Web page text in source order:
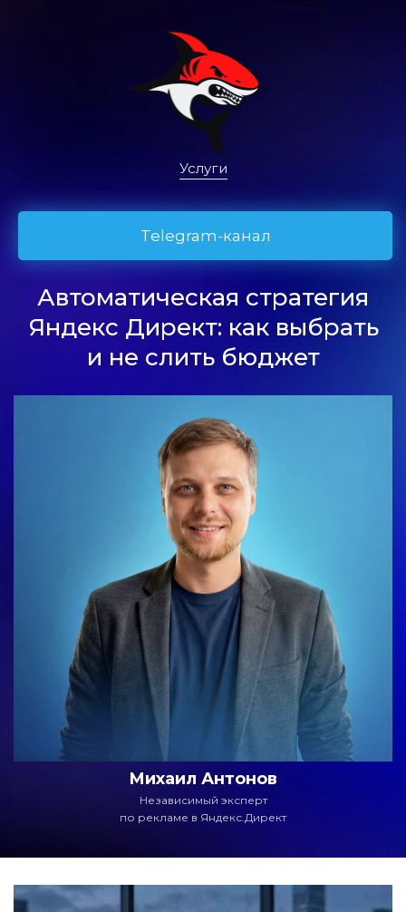
Услуги
Telegram-канал
Автоматическая стратегия
Яндекс Директ: как выбрать
и не слить бюджет
Михаил Антонов
Независимый эксперт
по рекламе в Яндекс.Директ